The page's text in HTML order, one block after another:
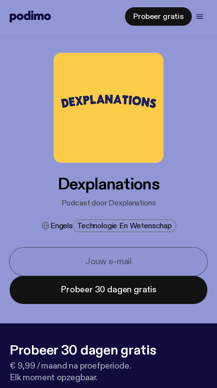
Probeer gratis
Dexplanations
Podcast door Dexplanations
Engels Technologie En Wetenschap
Probeer 30 dagen gratis
Probeer 30 dagen gratis
€ 9,99 / maand na proefperiode.
Elk moment opzegbaar.